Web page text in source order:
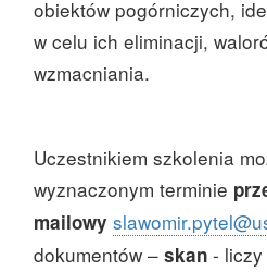
obiektów pogórniczych,
w celu ich eliminacji,
wzmacniania.
Uczestnikiem szkolenia
wyznaczonym terminie
mailowy
dokumentów – skan -